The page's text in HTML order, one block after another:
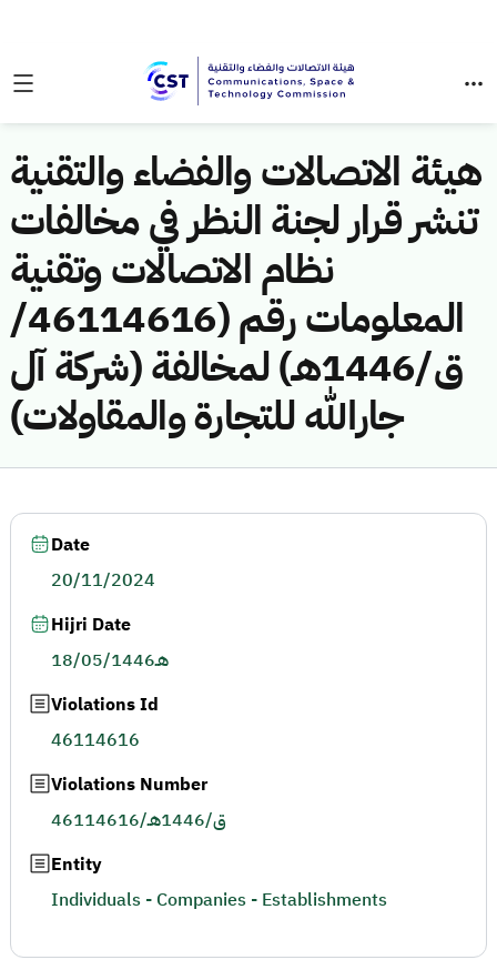
هيئة الاتصالات والفضاء والتقنية
تنشر قرار لجنة النظر في مخالفات
نظام الاتصالات وتقنية
المعلومات رقم (46114616/
ق/1446هـ) لمخالفة (شركة آل
جارالله للتجارة والمقاولات)
Date
20/11/2024
Hijri Date
18/05/1446هـ
Violations Id
46114616
Violations Number
46114616/ق/1446هـ
Entity
Individuals - Companies - Establishments